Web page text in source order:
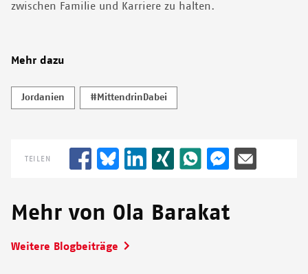
zwischen Familie und Karriere zu halten.
Mehr dazu
Jordanien #MittendrinDabei
TEILEN
Mehr von Ola Barakat
Weitere Blogbeiträge